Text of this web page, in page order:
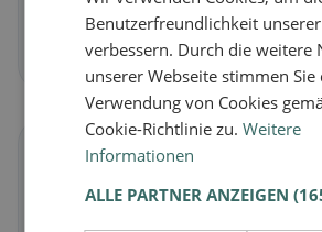
Piatti vegetali e cucina vegana
Scopri ora →
Benutzerfreundlichkeit
verbessern. Durch die weitere
unserer Webseite stimmen Sie
Verwendung von Cookies
Cookie-Richtlinie zu.Weitere
Informationen
ALLE PARTNER ANZEIGEN